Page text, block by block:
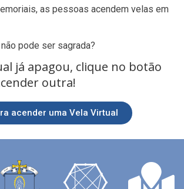
as pessoas acendem velas em
pode ser sagrada?
já apagou, clique no botão
outra!
acender uma Vela Virtual